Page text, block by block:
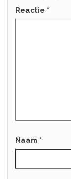
Reactie *
Naam *